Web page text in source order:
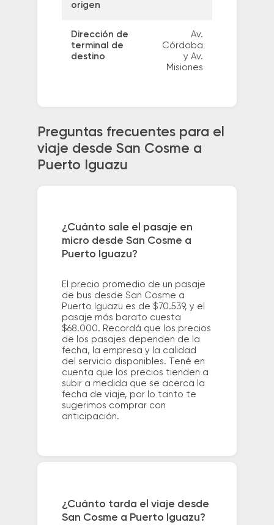
origen
Dirección de
terminal de
destino
Av.
Córdoba
y Av.
Misiones
Preguntas frecuentes para el
viaje desde San Cosme a
Puerto Iguazu
¿Cuánto sale el pasaje en
micro desde San Cosme a
Puerto Iguazu?
El precio promedio de un pasaje
de bus desde San Cosme a
Puerto Iguazu es de $70.539, y el
pasaje más barato cuesta
$68.000. Recordá que los precios
de los pasajes dependen de la
fecha, la empresa y la calidad
del servicio disponibles. Tené en
cuenta que los precios tienden a
subir a medida que se acerca la
fecha de viaje, por lo tanto te
sugerimos comprar con
anticipación.
¿Cuánto tarda el viaje desde
San Cosme a Puerto Iguazu?